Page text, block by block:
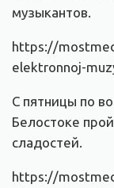
музыкантов.
https://
elektronnoj-
С пятницы по
Белостоке
сладостей.
https://